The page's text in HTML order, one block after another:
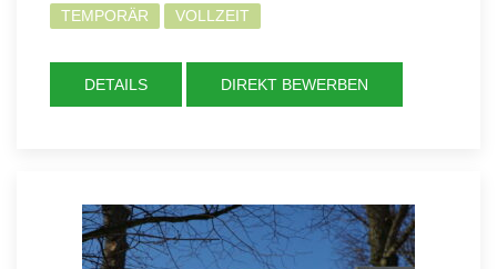
TEMPORÄR VOLLZEIT
DETAILS DIREKT BEWERBEN